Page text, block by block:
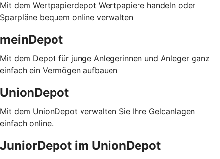
Mit dem Wertpapierdepot Wertpapiere handeln oder
Sparpläne bequem online verwalten
meinDepot
Mit dem Depot für junge Anlegerinnen und Anleger ganz
einfach ein Vermögen aufbauen
UnionDepot
Mit dem UnionDepot verwalten Sie Ihre Geldanlagen
einfach online.
JuniorDepot im UnionDepot